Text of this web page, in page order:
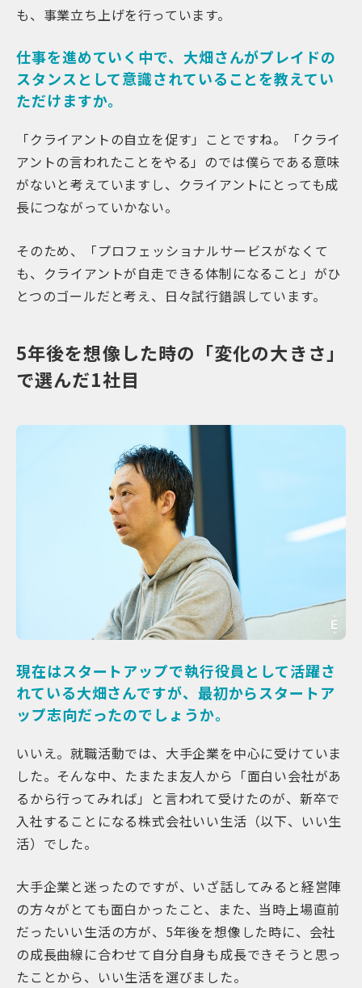
も、事業立ち上げを行っています。
仕事を進めていく中で、大畑さんがプレイドの
スタンスとして意識されていることを教えてい
ただけますか。
「クライアントの自立を促す」ことですね。「クライ
アントの言われたことをやる」のでは僕らである意味
がないと考えていますし、クライアントにとっても成
長につながっていかない。
そのため、「プロフェッショナルサービスがなくて
も、クライアントが自走できる体制になること」がひ
とつのゴールだと考え、日々試行錯誤しています。
5年後を想像した時の「変化の大きさ」
で選んだ1社目
現在はスタートアップで執行役員として活躍さ
れている大畑さんですが、最初からスタートア
ップ志向だったのでしょうか。
いいえ。就職活動では、大手企業を中心に受けていま
した。そんな中、たまたま友人から「面白い会社があ
るから行ってみれば」と言われて受けたのが、新卒で
入社することになる株式会社いい生活（以下、いい生
活）でした。
大手企業と迷ったのですが、いざ話してみると経営陣
の方々がとても面白かったこと、また、当時上場直前
だったいい生活の方が、5年後を想像した時に、会社
の成長曲線に合わせて自分自身も成長できそうと思っ
たことから、いい生活を選びました。